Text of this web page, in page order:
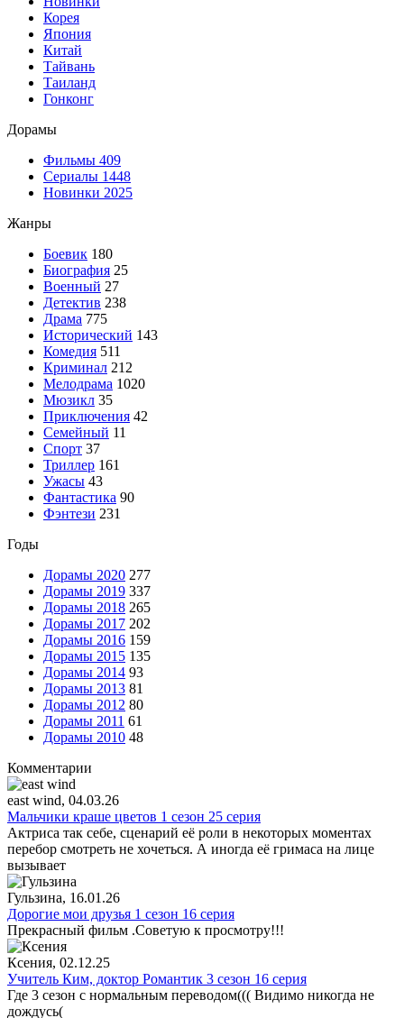
Корея
Япония
Китай
Тайвань
Таиланд
Гонконг
Дорамы
Фильмы 409
Сериалы 1448
Новинки 2025
Жанры
Боевик 180
Биография 25
Военный 27
Детектив 238
Драма 775
Исторический 143
Комедия 511
Криминал 212
Мелодрама 1020
Мюзикл 35
Приключения 42
Семейный 11
Спорт 37
Триллер 161
Ужасы 43
Фантастика 90
Фэнтези 231
Годы
Дорамы 2020 277
Дорамы 2019 337
Дорамы 2018 265
Дорамы 2017 202
Дорамы 2016 159
Дорамы 2015 135
Дорамы 2014 93
Дорамы 2013 81
Дорамы 2012 80
Дорамы 2011 61
Дорамы 2010 48
Комментарии
east wind, 04.03.26
Мальчики краше цветов 1 сезон 25 серия
Актриса так себе, сценарий её роли в некоторых моментах
перебор смотреть не хочеться. А иногда её гримаса на лице
вызывает
Гульзина, 16.01.26
Дорогие мои друзья 1 сезон 16 серия
Прекрасный фильм .Советую к просмотру!!!
Ксения, 02.12.25
Учитель Ким, доктор Романтик 3 сезон 16 серия
Где 3 сезон с нормальным переводом((( Видимо никогда не
дождусь(